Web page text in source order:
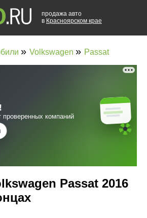
продажа авто
в Красноярском крае
» Volkswagen » Passat
Passat 2016